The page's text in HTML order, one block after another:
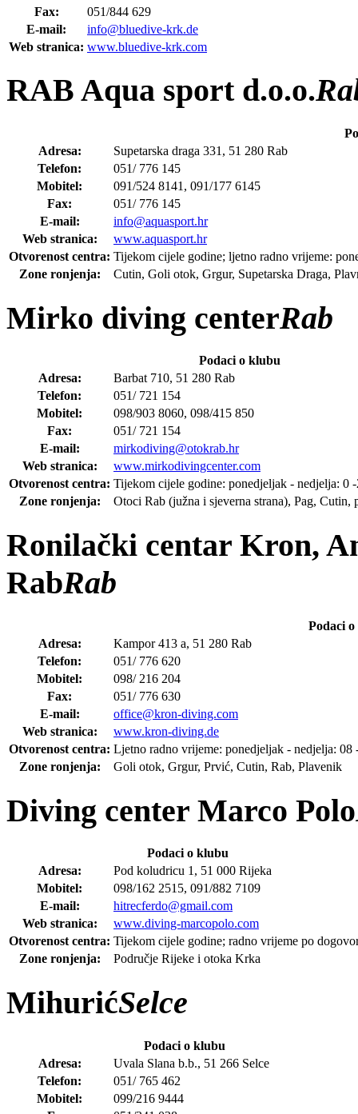
Fax:
051/844 629
E-mail:
info@bluedive-krk.de
Web stranica: www.bluedive-krk.com
RAB Aqua sport d.o.o.
Adresa:
Supetarska draga 331, 51 280 Rab
Telefon:
051/ 776 145
Mobitel:
091/524 8141, 091/177 6145
Fax:
051/ 776 145
E-mail:
info@aquasport.hr
Web stranica:
www.aquasport.hr
Otvorenost centra: Tijekom cijele godine; ljetno radno vrijeme:
Zone ronjenja:
Cutin, Goli otok, Grgur, Supetarska Draga,
Mirko diving centerRab
Podaci o klubu
Adresa:
Barbat 710, 51 280 Rab
Telefon:
051/ 721 154
Mobitel:
098/903 8060, 098/415 850
Fax:
051/ 721 154
E-mail:
mirkodiving@otokrab.hr
Web stranica:
www.mirkodivingcenter.com
Otvorenost centra: Tijekom cijele godine: ponedjeljak - nedjelja: 0 -
Zone ronjenja:
Otoci Rab (južna i sjeverna strana), Pag, Cutin,
Ronilački centar Kron,
RabRab
Podaci
Adresa:
Kampor 413 a, 51 280 Rab
Telefon:
051/ 776 620
Mobitel:
098/ 216 204
Fax:
051/ 776 630
E-mail:
office@kron-diving.com
Web stranica:
www.kron-diving.de
Otvorenost centra: Ljetno radno vrijeme: ponedjeljak - nedjelja:
Zone ronjenja:
Goli otok, Grgur, Prvić, Cutin, Rab, Plavenik
Diving center Marco Polo
Podaci o klubu
Adresa:
Pod koludricu 1, 51 000 Rijeka
Mobitel:
098/162 2515, 091/882 7109
E-mail:
hitrecferdo@gmail.com
Web stranica:
www.diving-marcopolo.com
Otvorenost centra: Tijekom cijele godine; radno vrijeme po
Zone ronjenja:
Područje Rijeke i otoka Krka
MihurićSelce
Podaci o klubu
Adresa:
Uvala Slana b.b., 51 266 Selce
Telefon:
051/ 765 462
Mobitel:
099/216 9444